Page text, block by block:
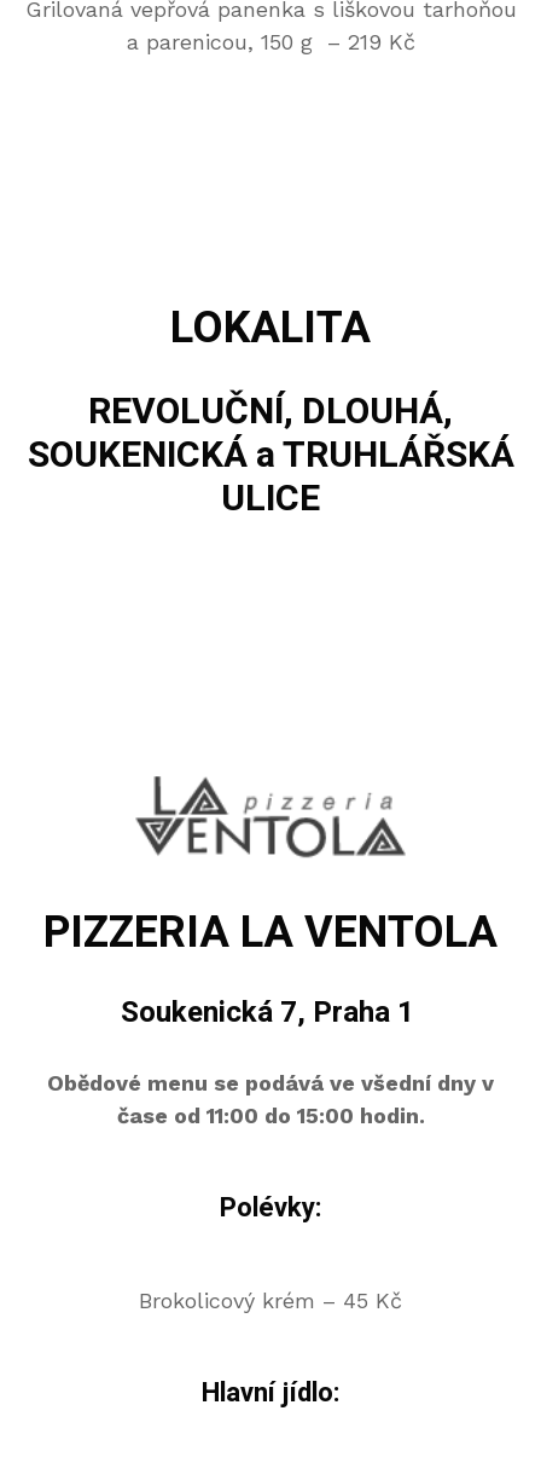
Grilovaná vepřová panenka s liškovou tarhoňou
a parenicou, 150 g – 219 Kč
LOKALITA
REVOLUČNÍ, DLOUHÁ,
SOUKENICKÁaTRUHLÁŘSKÁ
ULICE
PIZZERIA LA VENTOLA
Soukenická 7, Praha 1
Obědové menu se podává ve všední dny v
čase od 11:00 do 15:00 hodin.
Polévky:
Brokolicový krém – 45 Kč
Hlavní jídlo: